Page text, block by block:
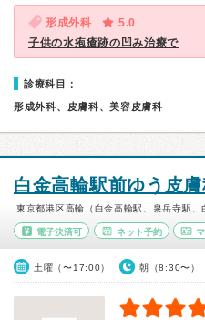
形成外科
5.0
子供の水疱瘡跡の凹み治療で
診療科目：
形成外科、皮膚科、美容皮膚科
白金高輪駅前ゆう皮
東京都港区高輪（白金高輪駅、泉岳寺駅、
電子決済可 ネット予約
土曜（〜17:00） 朝（8:30〜）